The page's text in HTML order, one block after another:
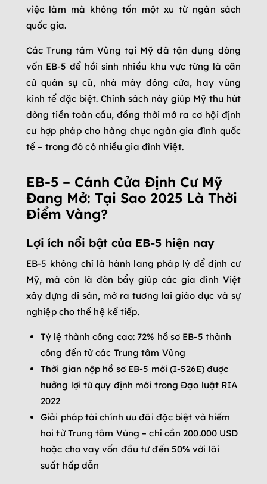
việc làm mà không tốn một xu từ ngân sách
quốc gia.
Các Trung tâm Vùng tại Mỹ đã tận dụng dòng
vốn EB-5 để hồi sinh nhiều khu vực từng là căn
cứ quân sự cũ, nhà máy đóng cửa, hay vùng
kinh tế đặc biệt. Chính sách này giúp Mỹ thu hút
dòng tiền toàn cầu, đồng thời mở ra cơ hội định
cư hợp pháp cho hàng chục ngàn gia đình quốc
tế – trong đó có nhiều gia đình Việt.
EB-5 – Cánh Cửa Định Cư Mỹ
Đang Mở: Tại Sao 2025 Là Thời
Điểm Vàng?
Lợi ích nổi bật của EB-5 hiện nay
EB-5 không chỉ là hành lang pháp lý để định cư
Mỹ, mà còn là đòn bẩy giúp các gia đình Việt
xây dựng di sản, mở ra tương lai giáo dục và sự
nghiệp cho thế hệ kế tiếp.
Tỷ lệ thành công cao: 72% hồ sơ EB-5 thành
công đến từ các Trung tâm Vùng
Thời gian nộp hồ sơ EB-5 mới (I-526E) được
hưởng lợi từ quy định mới trong Đạo luật RIA
2022
Giải pháp tài chính ưu đãi đặc biệt và hiếm
hoi từ Trung tâm Vùng – chỉ cần 200.000 USD
hoặc cho vay vốn đầu tư đến 50% với lãi
suất hấp dẫn